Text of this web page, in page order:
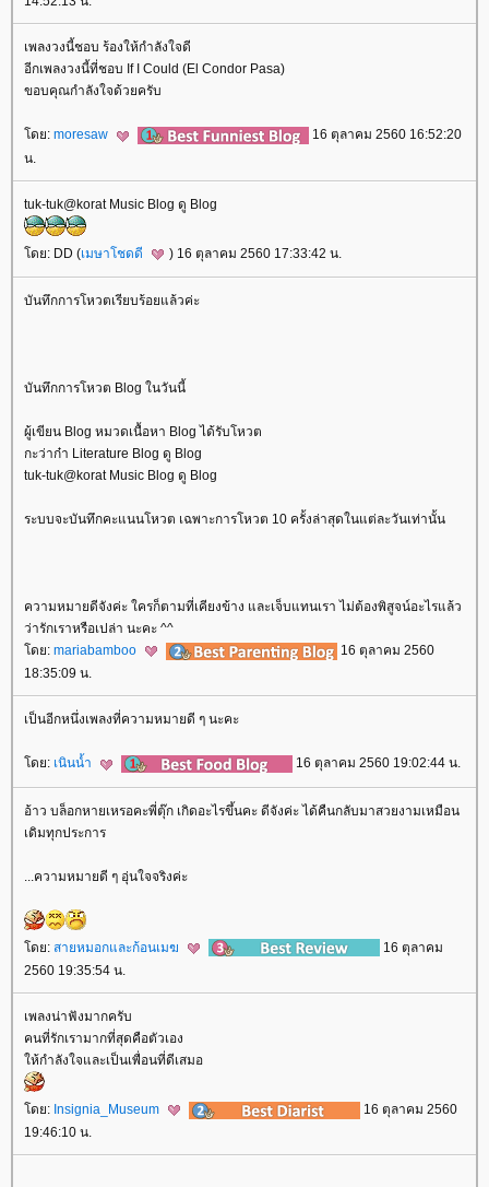
เพลงวงนี้ชอบ ร้องให้กำลังใจดี
อีกเพลงวงนี้ที่ชอบ If I Could (El Condor Pasa)
ขอบคุณกำลังใจด้วยครับ
ดย: moresaw
16 ตุลาคม 2560 16:52:20
น.
tuk-tuk@korat Music Blog ดู Blog
ดย: DD (เมษาโชดดี ) 16 ตุลาคม 2560 17:33:42 น.
บันทึกการโหวตเรียบร้อยแล้วค่ะ
บันทึกการโหวต Blog ในวันนี้
ผู้เขียน Blog หมวดเนื้อหา Blog ได้รับโหวต
กะว่าก๋า Literature Blog ดู Blog
tuk-tuk@korat Music Blog ดู Blog
ระบบจะบันทึกคะแนนโหวต เฉพาะการโหวต 10 ครั้งล่าสุดในแต่ละวันเท่านั้น
ความหมายดีจังค่ะ ใครก็ตามที่เคียงข้าง และเจ็บแทนเรา ไม่ต้องพิสูจน์อะไรแล้ว
ว่ารักเราหรือเปล่า นะคะ ^^
ดย: mariabamboo
16 ตุลาคม 2560
18:35:09 น.
เป็นอีกหนึ่งเพลงที่ความหมายดี ๆ นะคะ
ดย: เนินน้ำ 16 ตุลาคม 2560 19:02:44 น.
อ้าว บล็อกหายเหรอคะพี่ตุ๊ก เกิดอะไรขึ้นคะ ดีจังค่ะ ได้คืนกลับมาสวยงามเหมือน
เดิมทุกประการ
...ความหมายดี ๆ อุ่นใจจริงค่ะ
ดย: สายหมอกและก้อนเมฆ
16 ตุลาคม
2560 19:35:54 น.
เพลงน่าฟังมากครับ
คนที่รักเรามากที่สุดคือตัวเอง
ห้กำลังใจและเป็นเพื่อนที่ดีเสมอ
ดย: Insignia_Museum
16 ตุลาคม 2560
19:46:10 น.